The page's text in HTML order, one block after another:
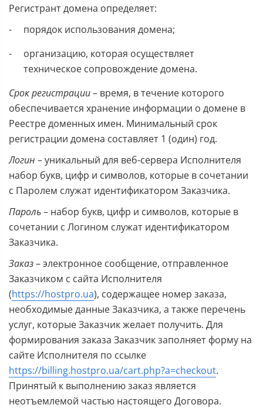
Регистрант домена определяет:
порядок использования домена;
организацию, которая осуществляет
техническое сопровождение домена.
Срок регистрации– время, в течение которого
обеспечивается хранение информации о домене в
Реестре доменных имен. Минимальный срок
регистрации домена составляет 1 (один) год.
Логин – уникальный для веб-сервера Исполнителя
набор букв, цифр и символов, которые в сочетании
с Паролем служат идентификатором Заказчика.
Пароль– набор букв, цифр и символов, которые в
сочетании с Логином служат идентификатором
Заказчика.
Заказ– электронное сообщение, отправленное
Заказчиком с сайта Исполнителя
(https://hostpro.ua), содержащее номер заказа,
необходимые данные Заказчика, а также перечень
услуг, которые Заказчик желает получить. Для
формирования заказа Заказчик заполняет форму на
сайте Исполнителя по ссылке
https://billing.hostpro.ua/cart.php?a=checkout.
Принятый к выполнению заказ является
неотъемлемой частью настоящего Договора.